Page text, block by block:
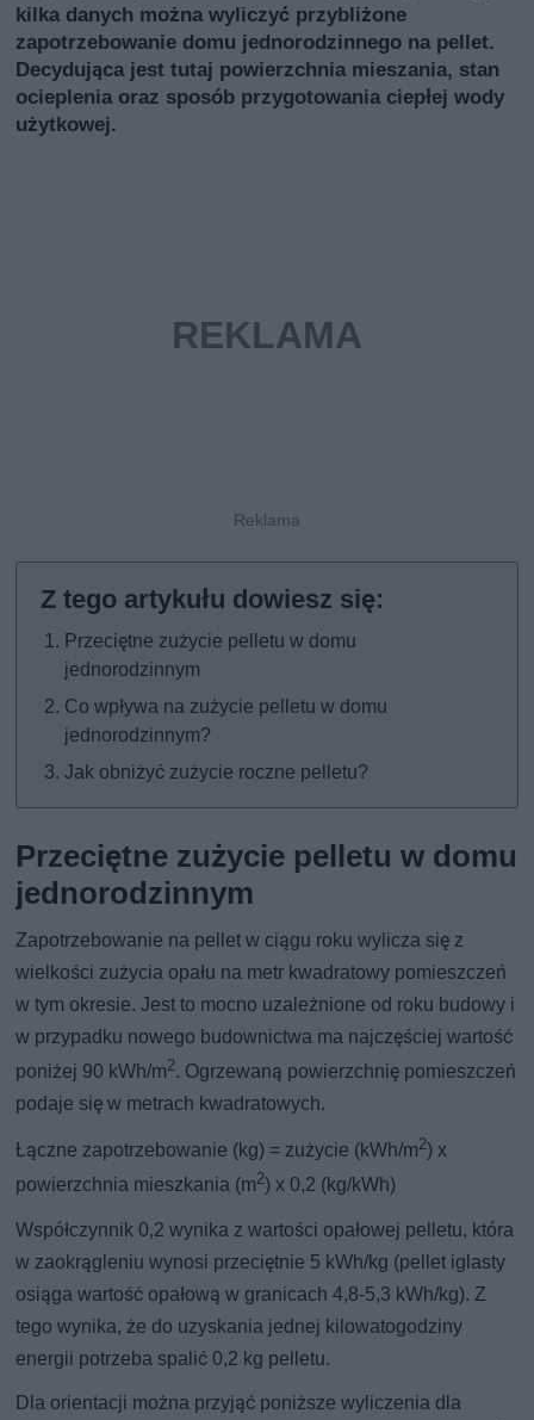
kilka danych można wyliczyć przybliżone
zapotrzebowanie domu jednorodzinnego na pellet.
Decydująca jest tutaj powierzchnia mieszania, stan
ocieplenia oraz sposób przygotowania ciepłej wody
użytkowej.
Przeciętne zużycie pelletu w domu
jednorodzinnym
Co wpływa na zużycie pelletu w domu
jednorodzinnym?
Jak obniżyć zużycie roczne pelletu?
Przeciętne zużycie pelletu w domu
jednorodzinnym
Zapotrzebowanie na pellet w ciągu roku wylicza się z
wielkości zużycia opału na metr kwadratowy pomieszczeń
w tym okresie. Jest to mocno uzależnione od roku budowy i
w przypadku nowego budownictwa ma najczęściej wartość
poniżej 90 kWh/m2. Ogrzewaną powierzchnię pomieszczeń
podaje się w metrach kwadratowych.
Łączne zapotrzebowanie (kg) = zużycie (kWh/m2) x
powierzchnia mieszkania (m2) x 0,2 (kg/kWh)
Współczynnik 0,2 wynika z wartości opałowej pelletu, która
w zaokrągleniu wynosi przeciętnie 5 kWh/kg (pellet iglasty
osiąga wartość opałową w granicach 4,8-5,3 kWh/kg). Z
tego wynika, że do uzyskania jednej kilowatogodziny
energii potrzeba spalić 0,2 kg pelletu.
Dla orientacji można przyjąć poniższe wyliczenia dla